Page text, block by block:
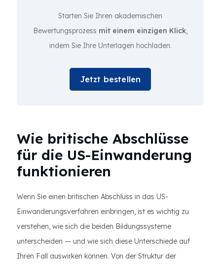
Starten Sie Ihren akademischen
Bewertungsprozess mit einem einzigen Klick,
indem Sie Ihre Unterlagen hochladen.
Jetzt bestellen
Wie britische Abschlüsse
für die US-Einwanderung
funktionieren
Wenn Sie einen britischen Abschluss in das US-
Einwanderungsverfahren einbringen, ist es wichtig zu
verstehen, wie sich die beiden Bildungssysteme
unterscheiden — und wie sich diese Unterschiede auf
Ihren Fall auswirken können. Von der Struktur der